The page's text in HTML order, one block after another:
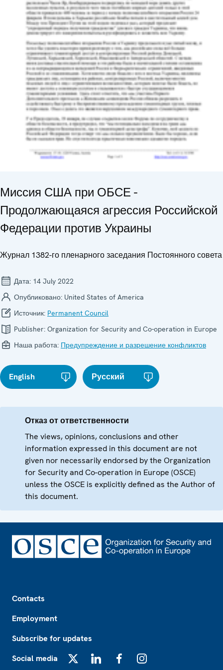
Миссия США при ОБСЕ -
Продолжающаяся агрессия Российской
Федерации против Украины
Журнал 1382-го пленарного заседания Постоянного совета
Дата: 14 July 2022
Опубликовано: United States of America
Источник: Permanent Council
Publisher: Organization for Security and Co-operation in Europe
Наша работа: Предупреждение и разрешение конфликтов
English Русский
Отказ от ответственности
The views, opinions, conclusions and other
information expressed in this document are not
given nor necessarily endorsed by the Organization
for Security and Co-operation in Europe (OSCE)
unless the OSCE is explicitly defined as the Author of
this document.
Contacts
Employment
Subscribe for updates
Social media